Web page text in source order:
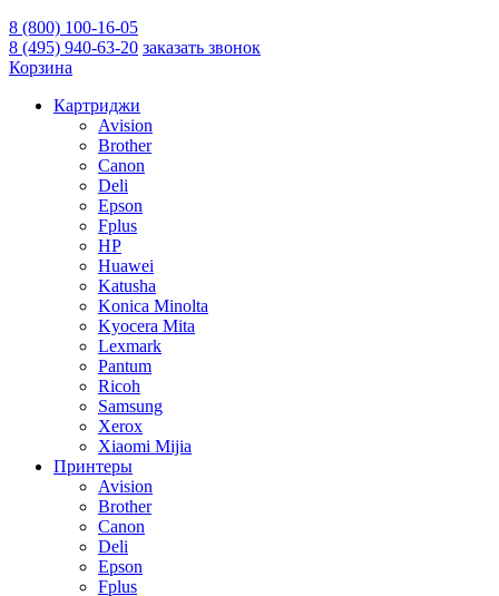
8 (800) 100-16-05
8 (495) 940-63-20 заказать звонок
Корзина
Картриджи
Avision
Brother
Canon
Deli
Epson
Fplus
HP
Huawei
Katusha
Konica Minolta
Kyocera Mita
Lexmark
Pantum
Ricoh
Samsung
Xerox
Xiaomi Mijia
Принтеры
Avision
Brother
Canon
Deli
Epson
Fplus